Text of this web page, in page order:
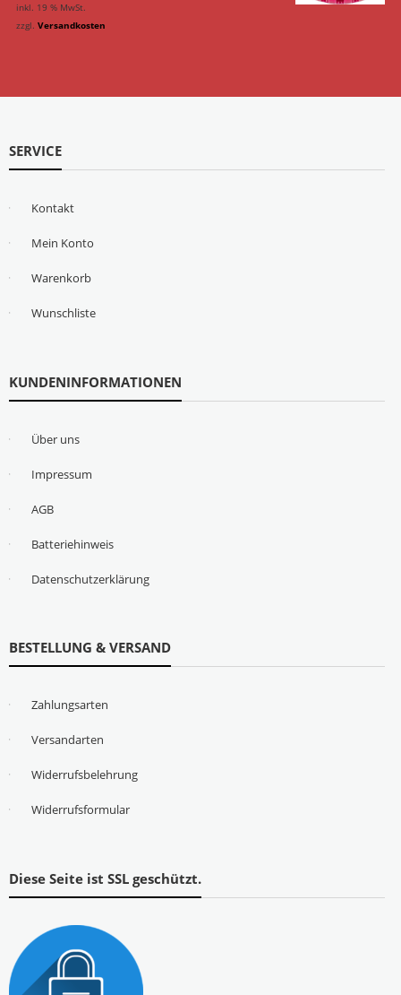
inkl. 19 % MwSt.
zzgl. Versandkosten
SERVICE
Kontakt
Mein Konto
Warenkorb
Wunschliste
KUNDENINFORMATIONEN
Über uns
Impressum
AGB
Batteriehinweis
Datenschutzerklärung
BESTELLUNG & VERSAND
Zahlungsarten
Versandarten
Widerrufsbelehrung
Widerrufsformular
Diese Seite ist SSL geschützt.